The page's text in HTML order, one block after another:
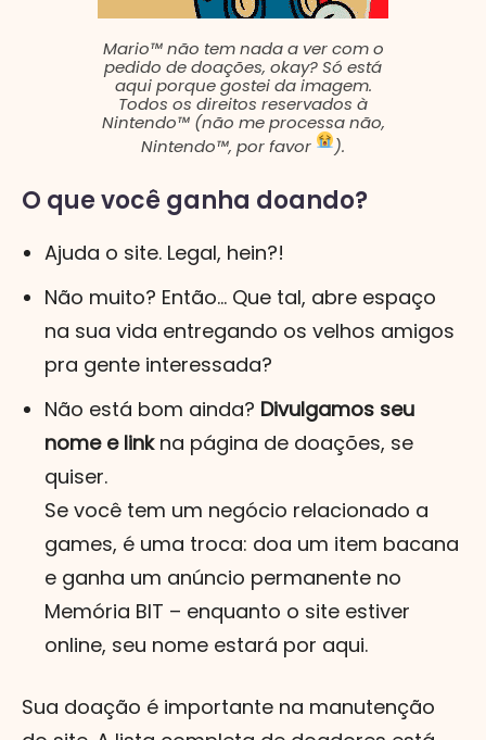
Mario™ não tem nada a ver com o
pedido de doações, okay? Só está
aqui porque gostei da imagem.
Todos os direitos reservados à
Nintendo™ (não me processa não,
Nintendo™, por favor
).
O que você ganha doando?
Ajuda o site. Legal, hein?!
Não muito? Então... Que tal, abre espaço
na sua vida entregando os velhos amigos
pra gente interessada?
Não está bom ainda? Divulgamos seu
nome e linkna página de doações, se
quiser.
Se você tem um negócio relacionado a
games, é uma troca: doa um item bacana
e ganha um anúncio permanente no
Memória BIT – enquanto o site estiver
online, seu nome estará por aqui.
Sua doação é importante na manutenção